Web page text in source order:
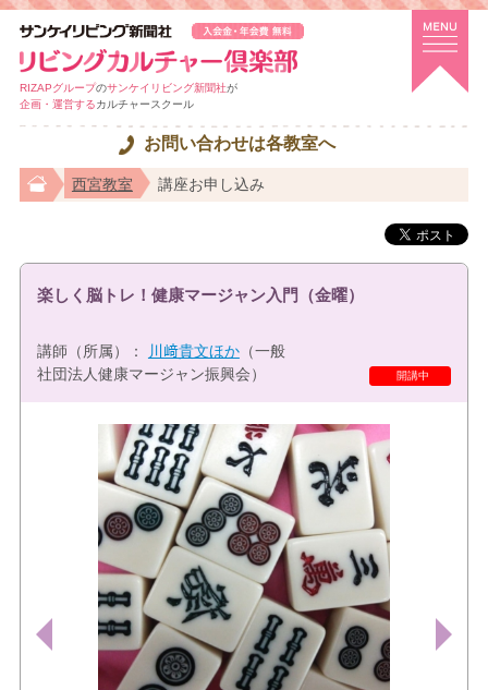
RIZAPグループのサンケイリビング新聞社が
企画・運営するカルチャースクール
お問い合わせは各教室へ
西宮教室 講座お申し込み
特選講座
開講中
楽しく脳トレ！健康マージャン入門（金曜）
講師（所属）： 川﨑貴文ほか（一般
社団法人健康マージャン振興会）